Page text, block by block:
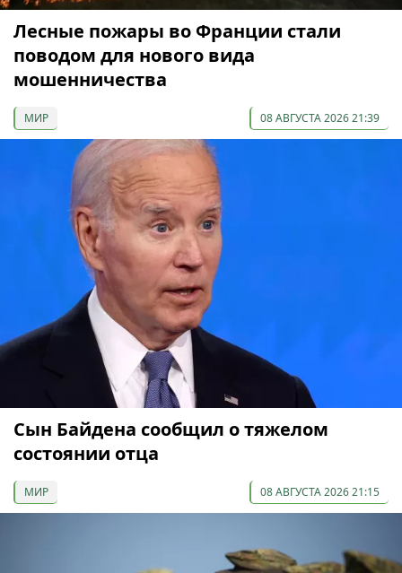
Лесные пожары во Франции стали
поводом для нового вида
мошенничества
МИР 08 АВГУСТА 2026 21:39
Сын Байдена сообщил о тяжелом
состоянии отца
МИР 08 АВГУСТА 2026 21:15